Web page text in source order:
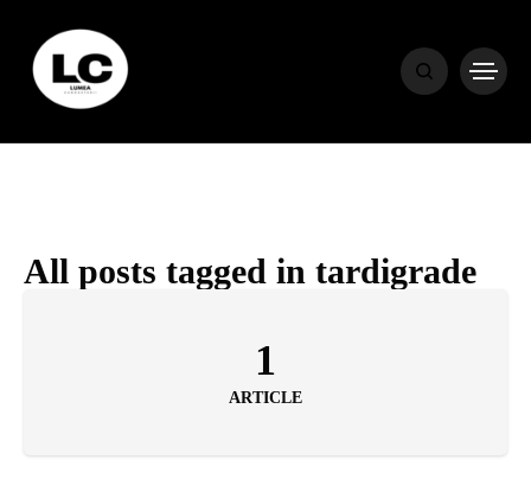
All posts tagged in tardigrade
1
ARTICLE
HOME
HOROSCOP
ENGLISH
CONTENT